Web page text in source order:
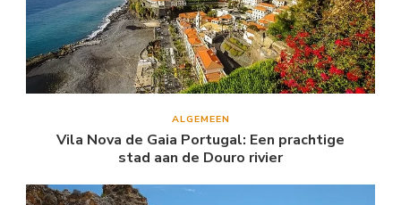
ALGEMEEN
Vila Nova de Gaia Portugal: Een prachtige
stad aan de Douro rivier